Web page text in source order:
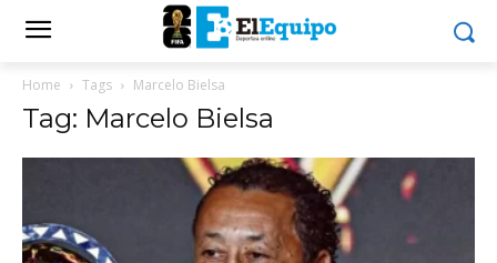
Home Tags Marcelo Bielsa
Tag: Marcelo Bielsa